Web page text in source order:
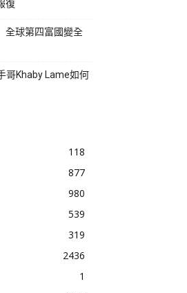
復
全球第四富國變全
哥Khaby Lame如何
118
877
980
539
319
2436
1